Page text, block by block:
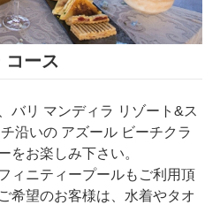
コース
バリ マンディラ リゾート&ス
沿いの アズール ビーチクラ
をお楽しみ下さい。
ィニティープールもご利用頂
希望のお客様は、水着やタオ